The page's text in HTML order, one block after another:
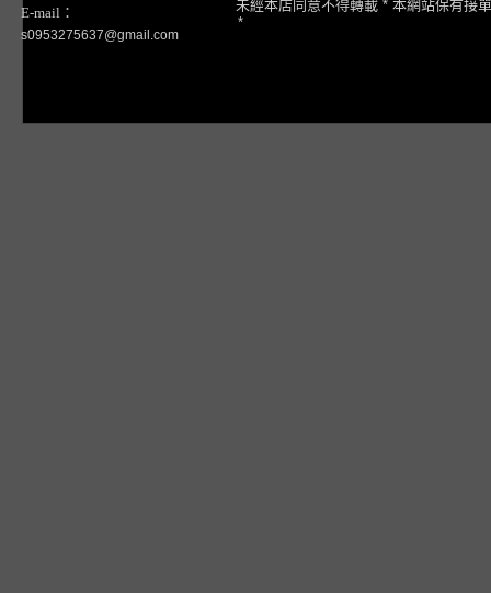
E-mail：
s0953275637@gmail.com
未經本店同意不得轉載 * 本網站保有接
*